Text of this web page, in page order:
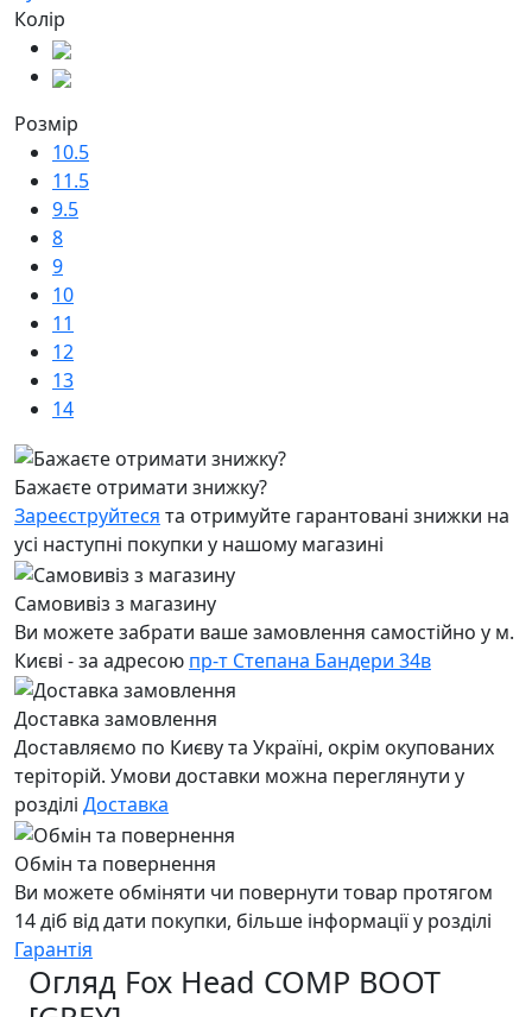
Колір
Розмір
10.5
11.5
9.5
8
9
10
11
12
13
14
Бажаєте отримати знижку?
Зареєструйтеся та отримуйте гарантовані знижки на
усі наступні покупки у нашому магазині
Самовивіз з магазину
Ви можете забрати ваше замовлення самостійно у м.
Києві - за адресою пр-т Степана Бандери 34в
Доставка замовлення
Доставляємо по Києву та Україні, окрім окупованих
теріторій. Умови доставки можна переглянути у
розділі Доставка
Обмін та повернення
Ви можете обміняти чи повернути товар протягом
14 діб від дати покупки, більше інформації у розділі
Гарантія
Огляд Fox Head COMP BOOT